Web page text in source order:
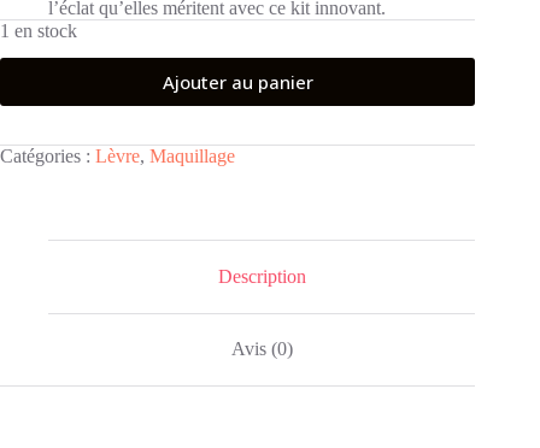
l’éclat qu’elles méritent avec ce kit innovant.
1 en stock
Ajouter au panier
Catégories : Lèvre, Maquillage
Description
Avis (0)